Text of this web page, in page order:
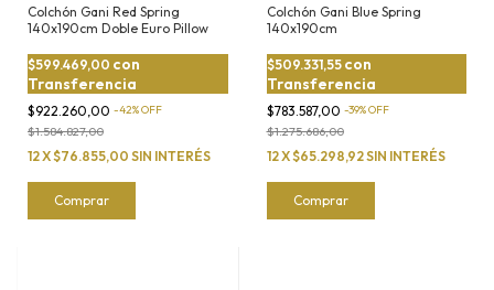
Colchón Gani Red Spring
140x190cm Doble Euro Pillow
$922.260,00 -42%OFF
$1.584.827,00
$599.469,00 con
Transferencia
12X$76.855,00 SIN INTERÉS
Comprar
Colchón Gani Blue Spring
140x190cm
$783.587,00 -39%OFF
$1.275.686,00
$509.331,55 con
Transferencia
12X$65.298,92SIN INTERÉS
Comprar